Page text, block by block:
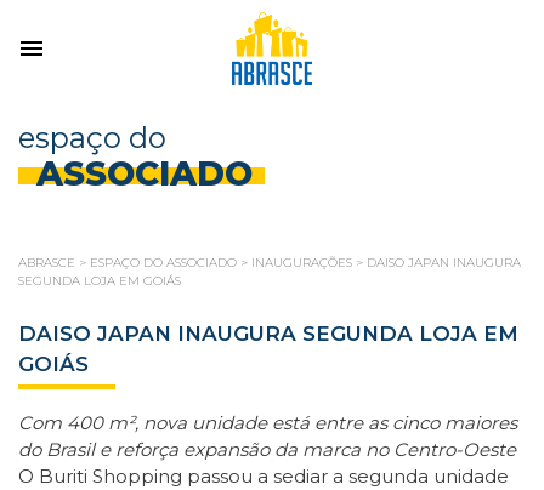
espaço do
ASSOCIADO
ABRASCE > ESPAÇO DO ASSOCIADO > INAUGURAÇÕES > DAISO JAPAN INAUGURA
SEGUNDA LOJA EM GOIÁS
DAISO JAPAN INAUGURA SEGUNDA LOJA EM
GOIÁS
Com 400 m², nova unidade está entre as cinco maiores
do Brasil e reforça expansão da marca no Centro-Oeste
O Buriti Shopping passou a sediar a segunda unidade